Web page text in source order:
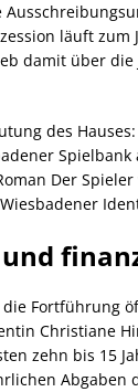
läuft zum
damit über
des
Der
Fortführung
Christiane
zehn bis 15